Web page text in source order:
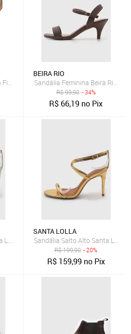
Via Marte 282004 5832820 Bronze
BEIRA RIO
Sandália Feminina Beira Rio
R$99,90 - 34%
R$ 66,19 no Pix
Lolla Salto Alto Strass Branca
SANTA LOLLA
Sandália Salto Alto Santa Lolla
R$199,90 - 20%
R$ 159,99 no Pix